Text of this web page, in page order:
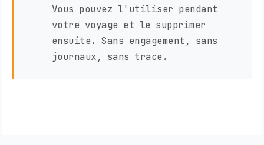
Vous pouvez l'utiliser pendant
votre voyage et le supprimer
ensuite. Sans engagement, sans
journaux, sans trace.